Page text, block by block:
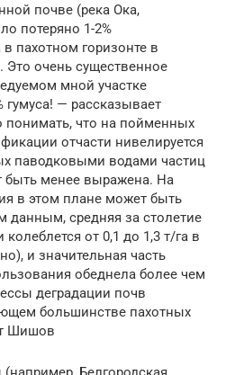
почве (река Ока,
потеряно 1-2%
пахотном горизонте в
очень существенное
мной участке
гумуса! — рассказывает
что на пойменных
отчасти нивелируется
паводковыми водами частиц
быть менее выражена. На
в этом плане может быть
данным, средняя за столетие
от 0,1 до 1,3 т/га в
и значительная часть
обеднела более чем
деградации почв
большинстве пахотных
Шишов